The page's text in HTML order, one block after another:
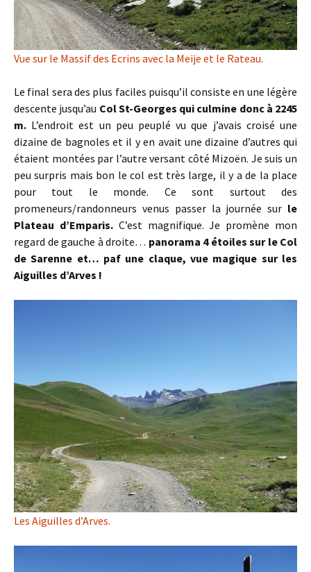
Vue sur le Massif des Ecrins avec la Meije et le Rateau.
Le final sera des plus faciles puisqu’il consiste en une légère
descente jusqu’au Col St-Georges qui culmine donc à 2245
m. L’endroit est un peu peuplé vu que j’avais croisé une
dizaine de bagnoles et il y en avait une dizaine d’autres qui
étaient montées par l’autre versant côté Mizoën. Je suis un
peu surpris mais bon le col est très large, il y a de la place
pour tout le monde. Ce sont surtout des
promeneurs/randonneurs venus passer la journée sur le
Plateau d’Emparis. C’est magnifique. Je promène mon
regard de gauche à droite… panorama 4 étoiles sur le Col
de Sarenne et… paf une claque, vue magique sur les
Aiguilles d’Arves !
Les Aiguilles d’Arves.